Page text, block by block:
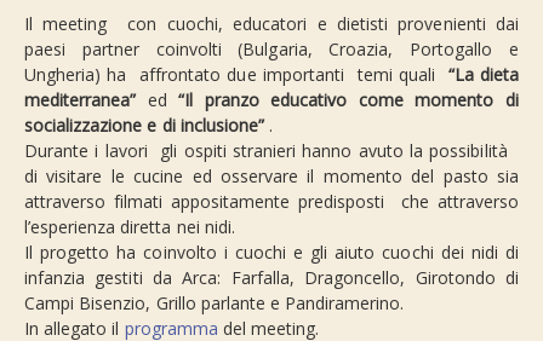
Il meeting con cuochi, educatori e dietisti provenienti dai
paesi partner coinvolti (Bulgaria, Croazia, Portogallo e
Ungheria) ha affrontato due importanti temi quali “La dieta
mediterranea” ed“Il pranzo educativo come momento di
socializzazione e di inclusione”.
Durante i lavori gli ospiti stranieri hanno avuto la possibilità
di visitare le cucine ed osservare il momento del pasto sia
attraverso filmati appositamente predisposti che attraverso
l’esperienza diretta nei nidi.
Il progetto ha coinvolto i cuochi e gli aiuto cuochi dei nidi di
infanzia gestiti da Arca: Farfalla, Dragoncello, Girotondo di
Campi Bisenzio, Grillo parlante e Pandiramerino.
In allegato il programma del meeting.